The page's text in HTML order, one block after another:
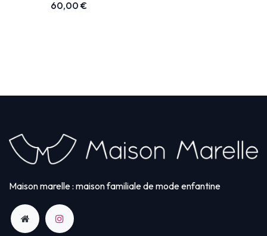
60,00 €
Maison marelle : maison familiale de mode enfantine